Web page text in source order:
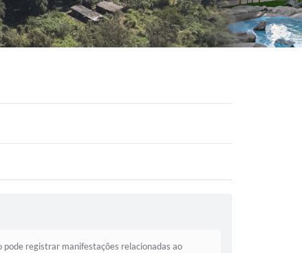
pode registrar manifestações relacionadas ao